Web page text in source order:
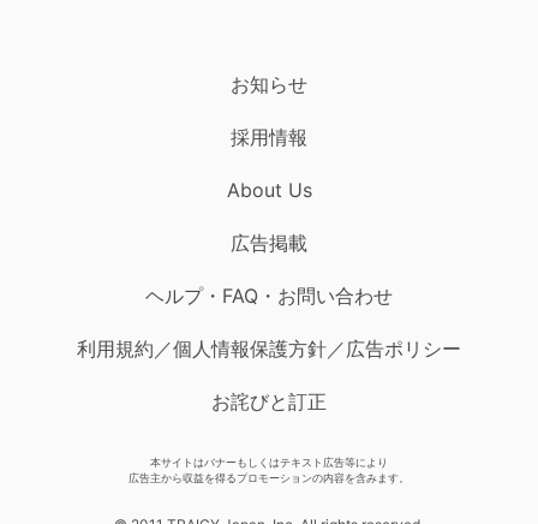
お知らせ
採用情報
About Us
広告掲載
ヘルプ・FAQ・お問い合わせ
利用規約／個人情報保護方針／広告ポリシー
お詫びと訂正
本サイトはバナーもしくはテキスト広告等により
広告主から収益を得るプロモーションの内容を含みます。